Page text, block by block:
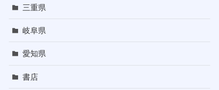
三重県
岐阜県
愛知県
書店